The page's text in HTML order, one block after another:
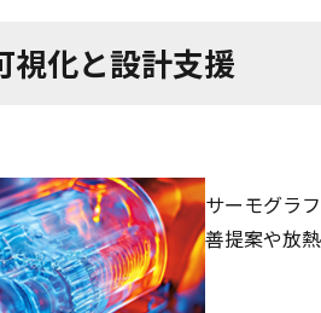
視化と設計支援
サーモグラ
善提案や放